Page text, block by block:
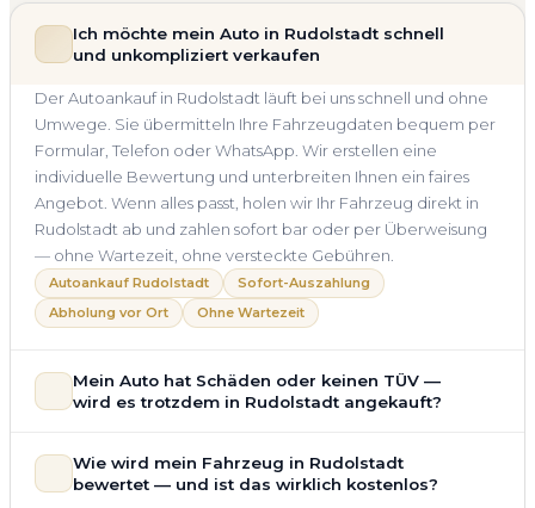
Ich möchte mein Auto in Rudolstadt schnell
und unkompliziert verkaufen
Der Autoankauf in Rudolstadt läuft bei uns schnell und ohne
Umwege. Sie übermitteln Ihre Fahrzeugdaten bequem per
Formular, Telefon oder WhatsApp. Wir erstellen eine
individuelle Bewertung und unterbreiten Ihnen ein faires
Angebot. Wenn alles passt, holen wir Ihr Fahrzeug direkt in
Rudolstadt ab und zahlen sofort bar oder per Überweisung
— ohne Wartezeit, ohne versteckte Gebühren.
Autoankauf Rudolstadt
Sofort-Auszahlung
Abholung vor Ort
Ohne Wartezeit
Mein Auto hat Schäden oder keinen TÜV —
wird es trotzdem in Rudolstadt angekauft?
Motorschaden, Getriebeschaden, abgelaufenem TÜV oder
allgemeinem Reparaturbedarf direkt in Rudolstadt an. Der
Wie wird mein Fahrzeug in Rudolstadt
bewertet — und ist das wirklich kostenlos?